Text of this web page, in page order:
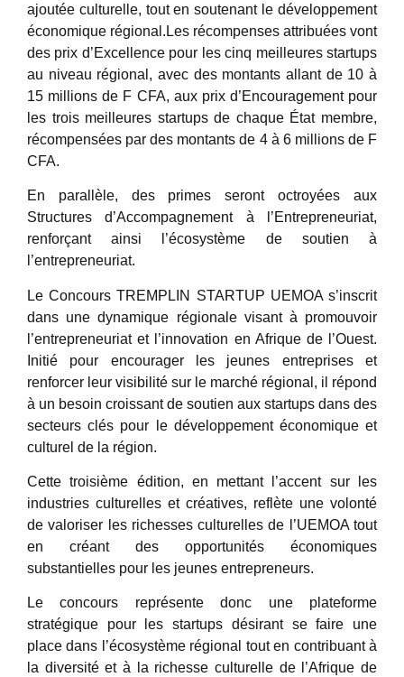
ajoutée culturelle, tout en soutenant le développement
économique régional.Les récompenses attribuées vont
des prix d’Excellence pour les cinq meilleures startups
au niveau régional, avec des montants allant de 10 à
15 millions de F CFA, aux prix d’Encouragement pour
les trois meilleures startups de chaque État membre,
récompensées par des montants de 4 à 6 millions de F
CFA.
En parallèle, des primes seront octroyées aux
Structures d’Accompagnement à l’Entrepreneuriat,
renforçant ainsi l’écosystème de soutien à
l’entrepreneuriat.
Le Concours TREMPLIN STARTUP UEMOA s’inscrit
dans une dynamique régionale visant à promouvoir
l’entrepreneuriat et l’innovation en Afrique de l’Ouest.
Initié pour encourager les jeunes entreprises et
renforcer leur visibilité sur le marché régional, il répond
à un besoin croissant de soutien aux startups dans des
secteurs clés pour le développement économique et
culturel de la région.
Cette troisième édition, en mettant l’accent sur les
industries culturelles et créatives, reflète une volonté
de valoriser les richesses culturelles de l’UEMOA tout
en créant des opportunités économiques
substantielles pour les jeunes entrepreneurs.
Le concours représente donc une plateforme
stratégique pour les startups désirant se faire une
place dans l’écosystème régional tout en contribuant à
la diversité et à la richesse culturelle de l’Afrique de